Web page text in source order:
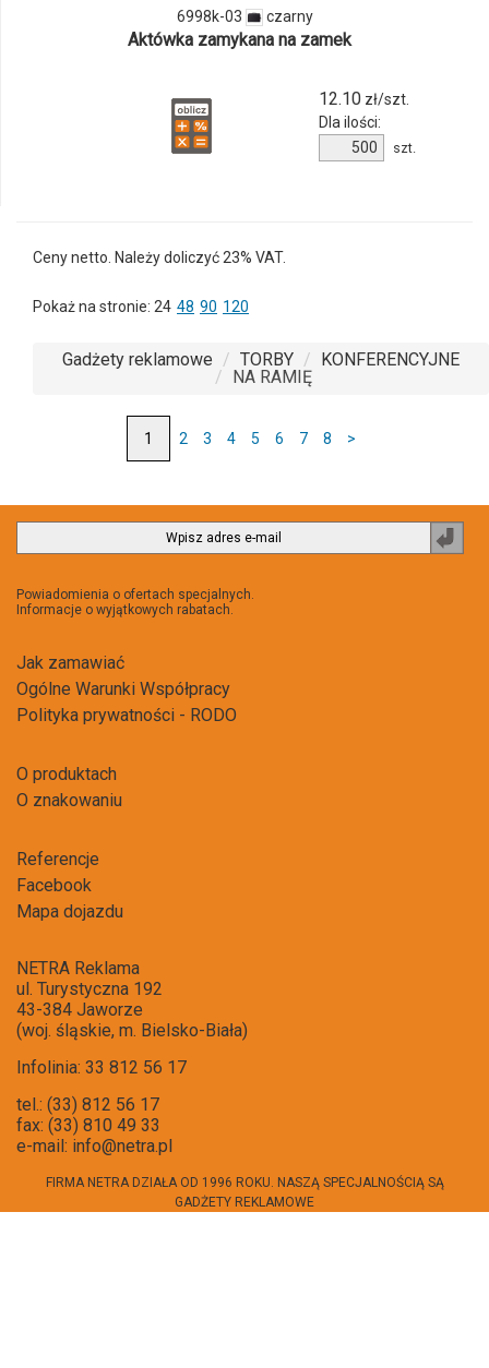
6998k-03 czarny
Aktówka zamykana na zamek
12.10zł/szt.
Dla ilości:
produktu
szt.
Ceny netto. Należy doliczyć 23% VAT.
Pokaż na stronie: 24 48 90 120
Gadżety reklamowe TORBY
KONFERENCYJNE
NA RAMIĘ
2 3 4 5 6 7 8 >
Powiadomienia o ofertach specjalnych.
Informacje o wyjątkowych rabatach.
Jak zamawiać
Ogólne Warunki Współpracy
Polityka prywatności - RODO
O produktach
O znakowaniu
Referencje
Facebook
Mapa dojazdu
NETRA Reklama
ul. Turystyczna 192
43-384 Jaworze
(woj. śląskie, m. Bielsko-Biała)
Infolinia: 33 812 56 17
tel.: (33) 812 56 17
fax: (33) 810 49 33
e-mail: info@netra.pl
FIRMA NETRA DZIAŁA OD 1996 ROKU. NASZĄ SPECJALNOŚCIĄ SĄ
GADŻETY REKLAMOWE